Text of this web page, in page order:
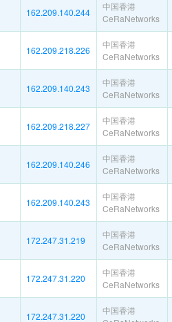
162.209.140.244
中国香港
CeRaNetworks
162.209.218.226
中国香港
CeRaNetworks
162.209.140.243
中国香港
CeRaNetworks
162.209.218.227
中国香港
CeRaNetworks
162.209.140.246
中国香港
CeRaNetworks
162.209.140.243
中国香港
CeRaNetworks
172.247.31.219
中国香港
CeRaNetworks
172.247.31.220
中国香港
CeRaNetworks
172.247.31.220
中国香港